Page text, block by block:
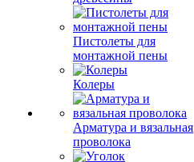
Пистолеты для
монтажной пены
Колеры
Арматура и вязальная
проволока